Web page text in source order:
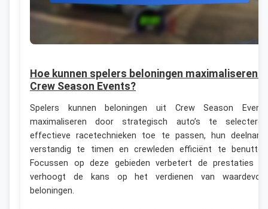
Hoe kunnen spelers beloningen maximaliseren
Crew Season Events?
Spelers kunnen beloningen uit Crew Season
maximaliseren door strategisch auto’s te
effectieve racetechnieken toe te passen, hun
verstandig te timen en crewleden efficiënt te
Focussen op deze gebieden verbetert de prestaties
verhoogt de kans op het verdienen van
beloningen.